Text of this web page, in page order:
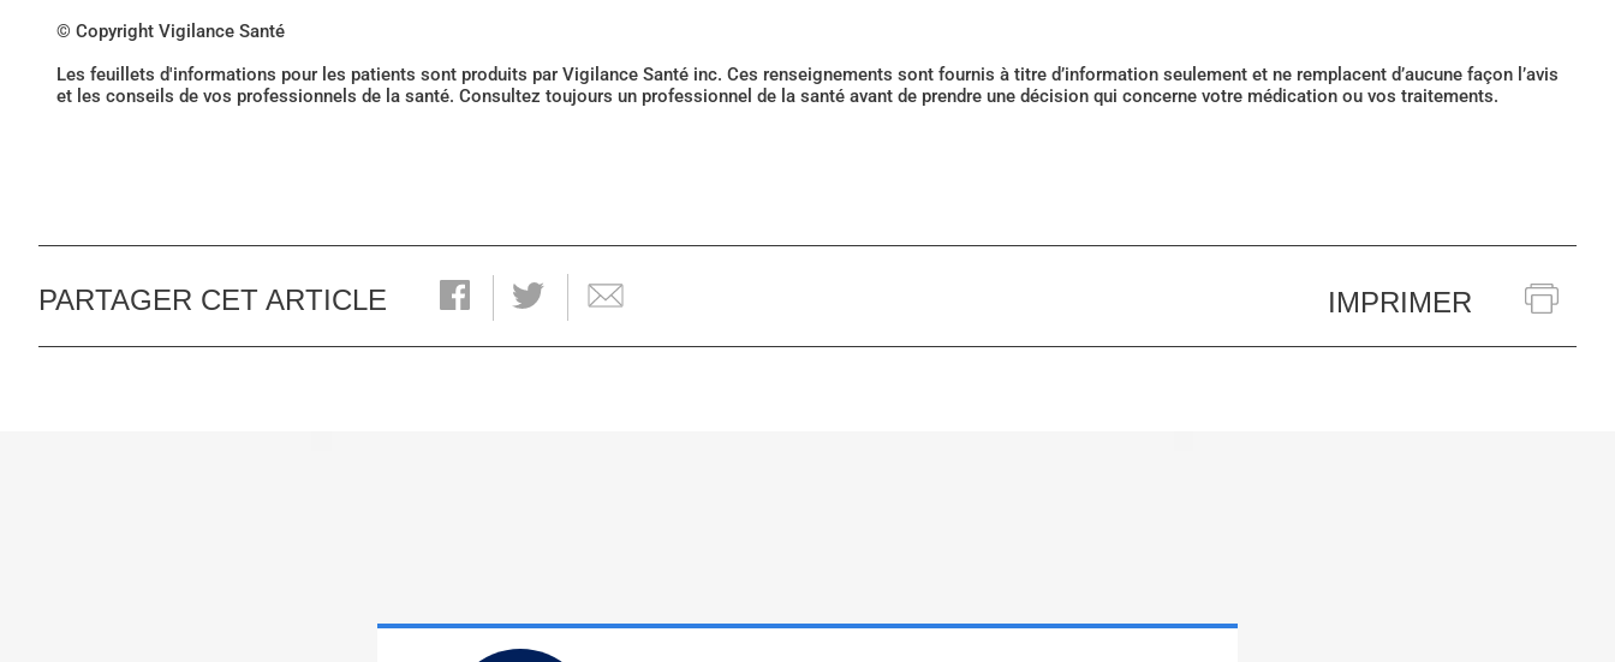
© Copyright Vigilance Santé
Les feuillets d'informations pour les patients sont produits par Vigilance Santé inc. Ces renseignements sont fournis à titre d’information seulement et ne remplacent d’aucune façon l’avis
et les conseils de vos professionnels de la santé. Consultez toujours un professionnel de la santé avant de prendre une décision qui concerne votre médication ou vos traitements.
PARTAGER CET ARTICLE IMPRIMER